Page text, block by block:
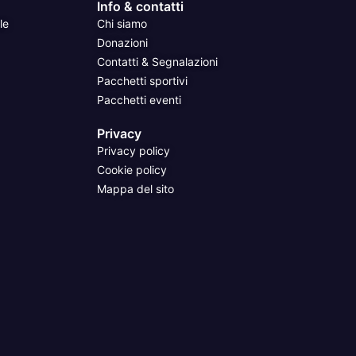
Info & contatti
Chi siamo
Donazioni
Contatti & Segnalazioni
Pacchetti sportivi
Pacchetti eventi
Privacy
Privacy policy
Cookie policy
Mappa del sito